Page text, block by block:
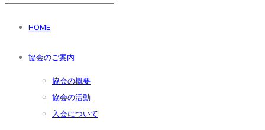
HOME
協会のご案内
協会の概要
協会の活動
入会について